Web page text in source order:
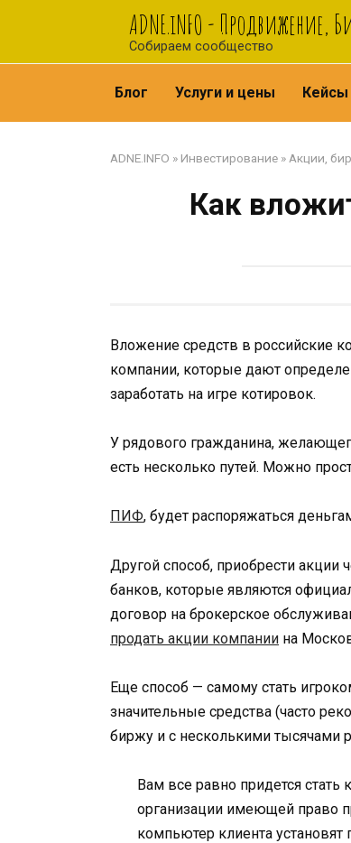
ADNE.iNFO - Продвижение,
Собираем сообщество
Блог Услуги и цены Кейсы
ADNE.INFO » Инвестирование » Акции,
Как
Вложение средств в российские
компании, которые дают
заработать на игре котировок.
У рядового гражданина,
есть несколько путей. Можно
ПИФ, будет распоряжаться
Другой способ, приобрести
банков, которые являются
договор на брокерское
продать акции компании на
Еще способ — самому стать
значительные средства (часто
биржу и с несколькими тысячами
Вам все равно придется
организации имеющей право
компьютер клиента